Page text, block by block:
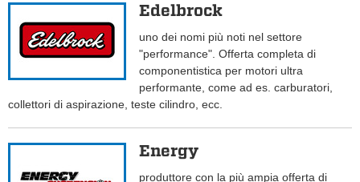
Edelbrock
uno dei nomi più noti nel settore
"performance". Offerta completa di
componentistica per motori ultra
performante, come ad es. carburatori,
collettori di aspirazione, teste cilindro, ecc.
Energy
produttore con la più ampia offerta di